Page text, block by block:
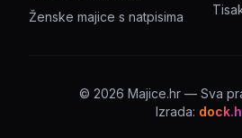
Ženske majice s natpisima
© 2026 Majice.hr — Sva
Izrada: